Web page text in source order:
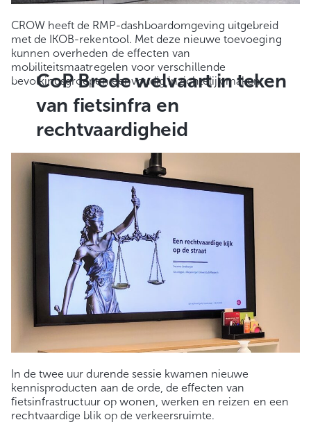
CROW heeft de RMP-dashboardomgeving uitgebreid
met de IKOB-rekentool. Met deze nieuwe toevoeging
kunnen overheden de effecten van
mobiliteitsmaatregelen voor verschillende
bevolkingsgroepen eenvoudig inzichtelijk maken.
CoP Brede welvaart in teken
van fietsinfra en
rechtvaardigheid
In de twee uur durende sessie kwamen nieuwe
kennisproducten aan de orde, de effecten van
fietsinfrastructuur op wonen, werken en reizen en een
rechtvaardige blik op de verkeersruimte.